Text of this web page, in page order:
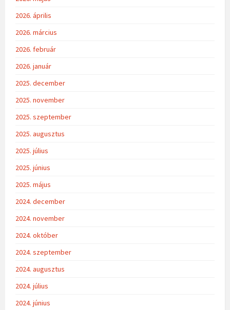
2026. április
2026. március
2026. február
2026. január
2025. december
2025. november
2025. szeptember
2025. augusztus
2025. július
2025. június
2025. május
2024. december
2024. november
2024. október
2024. szeptember
2024. augusztus
2024. július
2024. június